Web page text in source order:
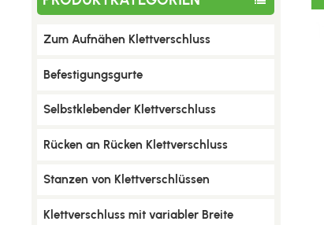
Zum Aufnähen Klettverschluss
Befestigungsgurte
Selbstklebender Klettverschluss
Rücken an Rücken Klettverschluss
Stanzen von Klettverschlüssen
Klettverschluss mit variabler Breite